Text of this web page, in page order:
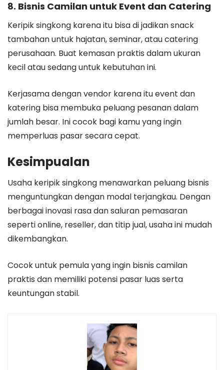
8. Bisnis Camilan untuk Event dan Catering
Keripik singkong karena itu bisa di jadikan snack
tambahan untuk hajatan, seminar, atau catering
perusahaan. Buat kemasan praktis dalam ukuran
kecil atau sedang untuk kebutuhan ini.
Kerjasama dengan vendor karena itu event dan
katering bisa membuka peluang pesanan dalam
jumlah besar. Ini cocok bagi kamu yang ingin
memperluas pasar secara cepat.
Kesimpualan
Usaha keripik singkong menawarkan peluang bisnis
menguntungkan dengan modal terjangkau. Dengan
berbagai inovasi rasa dan saluran pemasaran
seperti online, reseller, dan titip jual, usaha ini mudah
dikembangkan.
Cocok untuk pemula yang ingin bisnis camilan
praktis dan memiliki potensi pasar luas serta
keuntungan stabil.